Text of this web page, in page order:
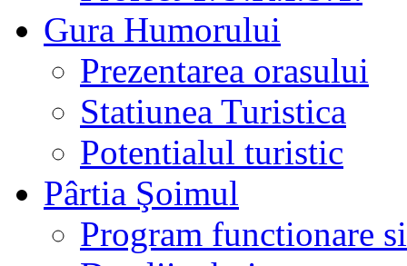
Gura Humorului
Prezentarea orasului
Statiunea Turistica
Potentialul turistic
Pârtia Şoimul
Program functionare